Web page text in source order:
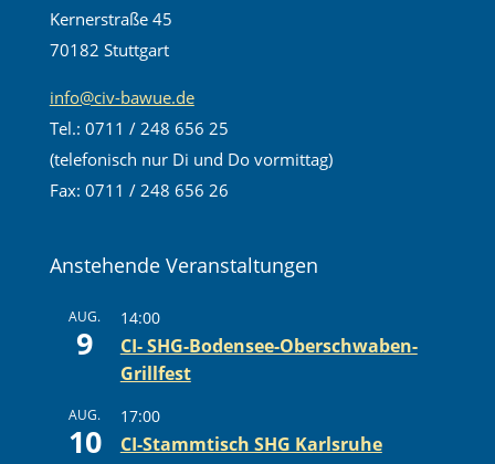
Kernerstraße 45
70182 Stuttgart
info@civ-bawue.de
Tel.: 0711 / 248 656 25
(telefonisch nur Di und Do vormittag)
Fax: 0711 / 248 656 26
Anstehende Veranstaltungen
AUG.
9
14:00
CI- SHG-Bodensee-Oberschwaben-
Grillfest
AUG.
10
17:00
CI-Stammtisch SHG Karlsruhe